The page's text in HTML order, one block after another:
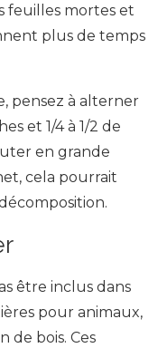
feuilles mortes et
plus de temps
pensez à alterner
et 1/4 à 1/2 de
en grande
cela pourrait
être inclus dans
pour animaux,
de bois. Ces